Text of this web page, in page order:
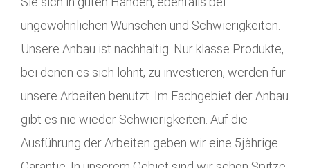
ungewöhnlichen Wünschen und Schwierigkeiten.
Unsere Anbau ist nachhaltig. Nur klasse Produkte,
bei denen es sich lohnt, zu investieren, werden für
unsere Arbeiten benutzt. Im Fachgebiet der Anbau
gibt es nie wieder Schwierigkeiten. Auf die
Ausführung der Arbeiten geben wir eine 5jährige